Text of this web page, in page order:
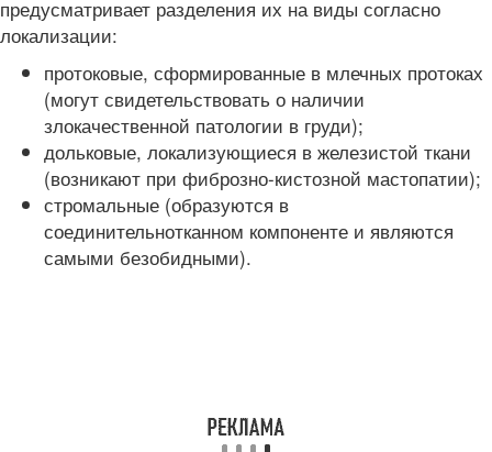
предусматривает разделения их на виды согласно
локализации:
протоковые, сформированные в млечных протоках
(могут свидетельствовать о наличии
злокачественной патологии в груди);
дольковые, локализующиеся в железистой ткани
(возникают при фиброзно-кистозной мастопатии);
стромальные (образуются в
соединительнотканном компоненте и являются
самыми безобидными).